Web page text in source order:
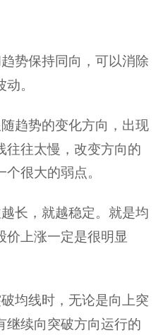
势保持同向，可以消除
。
趋势的变化方向，出现
往往太慢，改变方向的
很大的弱点。
长，就越稳定。就是均
价上涨一定是很明显
均线时，无论是向上突
继续向突破方向运行的